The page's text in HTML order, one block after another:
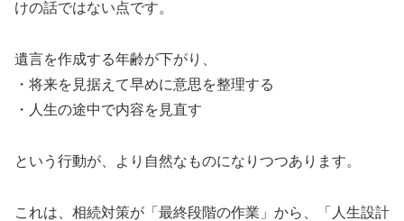
けの話ではない点です。
遺言を作成する年齢が下がり、
・将来を見据えて早めに意思を整理する
・人生の途中で内容を見直す
という行動が、より自然なものになりつつあります。
これは、相続対策が「最終段階の作業」から、「人生設計